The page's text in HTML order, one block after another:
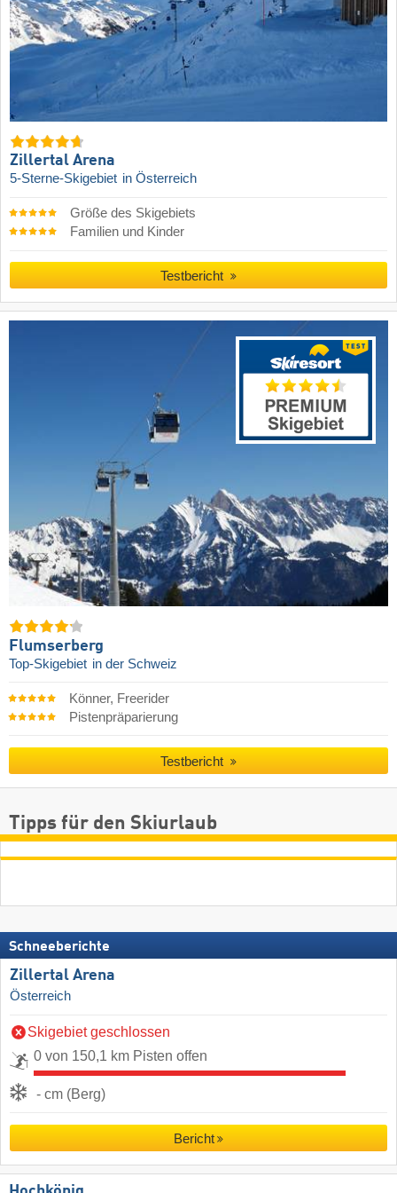
Zillertal Arena
5-Sterne-Skigebiet in Österreich
Größe des Skigebiets
Familien und Kinder
Testbericht
Flumserberg
Top-Skigebiet in der Schweiz
Könner, Freerider
Pistenpräparierung
Testbericht
Tipps für den Skiurlaub
Schneeberichte
Zillertal Arena
Österreich
Skigebiet geschlossen
0 von 150,1 km Pisten offen
- cm (Berg)
Bericht